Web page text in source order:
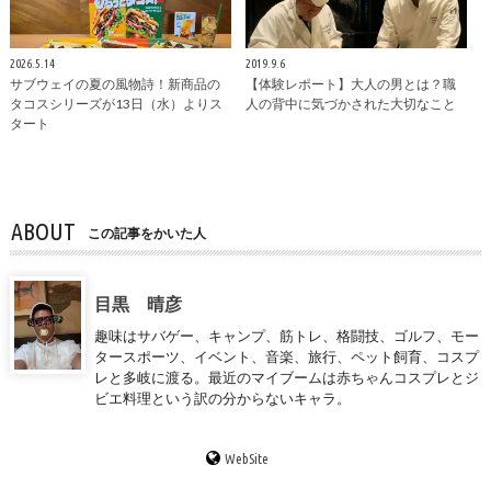
2026.5.14
サブウェイの夏の風物詩！新商品の
タコスシリーズが13日（水）よりス
タート
2019.9.6
【体験レポート】大人の男とは？職
人の背中に気づかされた大切なこと
ABOUT この記事をかいた人
目黒 晴彦
趣味はサバゲー、キャンプ、筋トレ、格闘技、ゴルフ、モー
タースポーツ、イベント、音楽、旅行、ペット飼育、コスプ
レと多岐に渡る。最近のマイブームは赤ちゃんコスプレとジ
ビエ料理という訳の分からないキャラ。
WebSite